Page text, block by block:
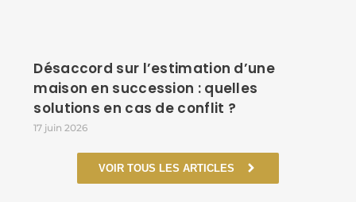
Désaccord sur l’estimation d’une
maison en succession : quelles
solutions en cas de conflit ?
17 juin 2026
VOIR TOUS LES ARTICLES